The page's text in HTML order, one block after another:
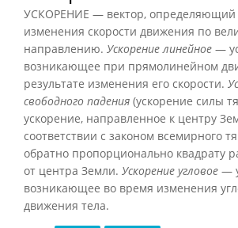
УСКОРЕНИЕ — вектор, определяющий
изменения скорости движения по
направлению. Ускорение линейное —
возникающее при прямолинейном
результате изменения его скорости.
свободного падения (ускорение силы
ускорение, направленное к центру
соответствии с законом всемирного
обратно пропорционально квадрату
от центра Земли. Ускорение угловое —
возникающее во время изменения
движения тела.